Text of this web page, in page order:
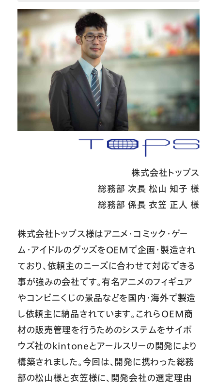
株式会社トップス
総務部 次長 松山 知子 様
総務部 係長 衣笠 正人 様
株式会社トップス様はアニメ・コミック・ゲー
ム・アイドルのグッズをOEMで企画・製造され
ており、依頼主のニーズに合わせて対応できる
事が強みの会社です。有名アニメのフィギュア
やコンビニくじの景品などを国内・海外で製造
し依頼主に納品されています。これらOEM商
材の販売管理を行うためのシステムをサイボ
ウズ社のkintoneとアールスリーの開発により
構築されました。今回は、開発に携わった総務
部の松山様と衣笠様に、開発会社の選定理由